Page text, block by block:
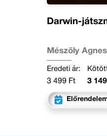
Darwin-
Mészöly Ágnes
Eredeti ár:
3 499 Ft
3